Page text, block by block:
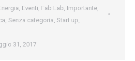
, Eventi, Fab Lab, Importante,
, Senza categoria, Start up,
31, 2017